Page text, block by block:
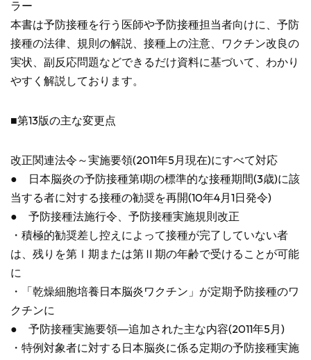
ラー
本書は予防接種を行う医師や予防接種担当者向けに、予防
接種の法律、規則の解説、接種上の注意、ワクチン改良の
実状、副反応問題などできるだけ資料に基づいて、わかり
やすく解説しております。
■第13版の主な変更点
改正関連法令～実施要領(2011年5月現在)にすべて対応
● 日本脳炎の予防接種第I期の標準的な接種期間(3歳)に該
当する者に対する接種の勧奨を再開(10年4月1日発令)
● 予防接種法施行令、予防接種実施規則改正
・積極的勧奨差し控えによって接種が完了していない者
は、残りを第Ⅰ期または第Ⅱ期の年齢で受けることが可能
に
・「乾燥細胞培養日本脳炎ワクチン」が定期予防接種のワ
クチンに
● 予防接種実施要領―追加された主な内容(2011年5月)
・特例対象者に対する日本脳炎に係る定期の予防接種実施